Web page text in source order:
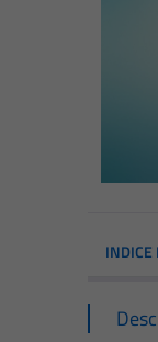
INDICE